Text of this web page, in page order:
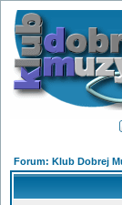
Forum: Klub Dobrej